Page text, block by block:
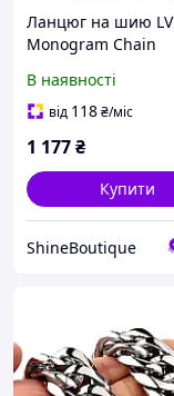
Ланцюг на шию LV
Monogram Chain
В наявності
від 118₴/міс
1 177₴
Купити
ShineBoutique